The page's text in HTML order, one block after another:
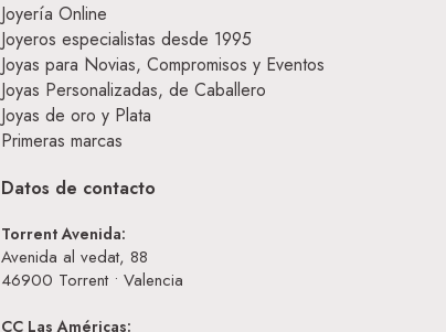
Joyería Online
Joyeros especialistas desde 1995
Joyas para Novias, Compromisos y Eventos
Joyas Personalizadas, de Caballero
Joyas de oro y Plata
Primeras marcas
Datos de contacto
Torrent Avenida:
Avenida al vedat, 88
46900 Torrent • Valencia
CC Las Américas: